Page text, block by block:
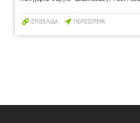
ΙΣΤΟΣΕΛΙΔΑ ΠΕΡΙΣΣΟΤΕΡΑ